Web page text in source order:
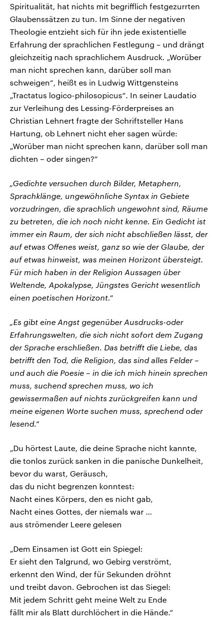
Spiritualität, hat nichts mit begrifflich festgezurrten
Glaubenssätzen zu tun. Im Sinne der negativen
Theologie entzieht sich für ihn jede existentielle
Erfahrung der sprachlichen Festlegung – und drängt
gleichzeitig nach sprachlichem Ausdruck. „Worüber
man nicht sprechen kann, darüber soll man
schweigen“, heißt es in Ludwig Wittgensteins
„Tractatus logico-philosopicus“. In seiner Laudatio
zur Verleihung des Lessing-Förderpreises an
Christian Lehnert fragte der Schriftsteller Hans
Hartung, ob Lehnert nicht eher sagen würde:
„Worüber man nicht sprechen kann, darüber soll man
dichten – oder singen?“
„Gedichte versuchen durch Bilder, Metaphern,
Sprachklänge, ungewöhnliche Syntax in Gebiete
vorzudringen, die sprachlich ungewohnt sind, Räume
zu betreten, die ich noch nicht kenne. Ein Gedicht ist
immer ein Raum, der sich nicht abschließen lässt, der
auf etwas Offenes weist, ganz so wie der Glaube, der
auf etwas hinweist, was meinen Horizont übersteigt.
Für mich haben in der Religion Aussagen über
Weltende, Apokalypse, Jüngstes Gericht wesentlich
einen poetischen Horizont.“
„Es gibt eine Angst gegenüber Ausdrucks-oder
Erfahrungswelten, die sich nicht sofort dem Zugang
der Sprache erschließen. Das betrifft die Liebe, das
betrifft den Tod, die Religion, das sind alles Felder –
und auch die Poesie – in die ich mich hinein sprechen
muss, suchend sprechen muss, wo ich
gewissermaßen auf nichts zurückgreifen kann und
meine eigenen Worte suchen muss, sprechend oder
lesend.“
„Du hörtest Laute, die deine Sprache nicht kannte,
die tonlos zurück sanken in die panische Dunkelheit,
bevor du warst, Geräusch,
das du nicht begrenzen konntest:
Nacht eines Körpers, den es nicht gab,
Nacht eines Gottes, der niemals war …
aus strömender Leere gelesen
„Dem Einsamen ist Gott ein Spiegel:
Er sieht den Talgrund, wo Gebirg verströmt,
erkennt den Wind, der für Sekunden dröhnt
und treibt davon. Gebrochen ist das Siegel:
Mit jedem Schritt geht meine Welt zu Ende
fällt mir als Blatt durchlöchert in die Hände.“